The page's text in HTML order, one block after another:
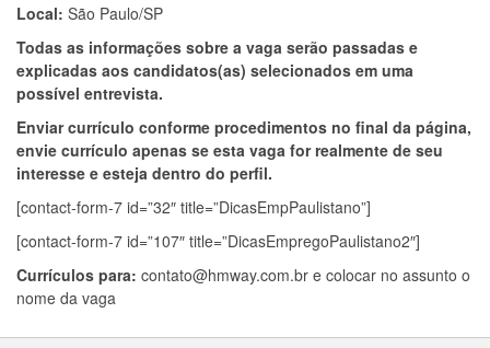
Local: São Paulo/SP
Todas as informações sobre a vaga serão passadas e
explicadas aos candidatos(as) selecionados em uma
possível entrevista.
Enviar currículo conforme procedimentos no final da página,
envie currículo apenas se esta vaga for realmente de seu
interesse e esteja dentro do perfil.
[contact-form-7 id=”32″ title=”DicasEmpPaulistano”]
[contact-form-7 id=”107″ title=”DicasEmpregoPaulistano2″]
Currículos para: contato@hmway.com.br e colocar no assunto o
nome da vaga